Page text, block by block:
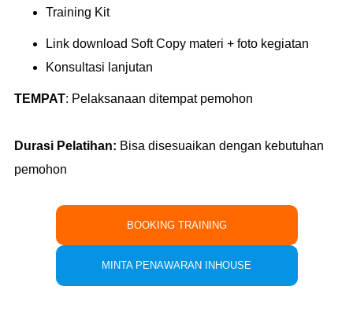
Training Kit
Link download Soft Copy materi + foto kegiatan
Konsultasi lanjutan
TEMPAT: Pelaksanaan ditempat pemohon
Durasi Pelatihan: Bisa disesuaikan dengan kebutuhan
pemohon
BOOKING TRAINING
MINTA PENAWARAN INHOUSE